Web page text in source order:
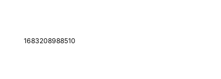
1683208988510